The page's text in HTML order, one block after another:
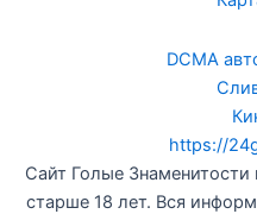
DCMA
https://
Сайт Голые Знаменитости
старше 18 лет. Вся